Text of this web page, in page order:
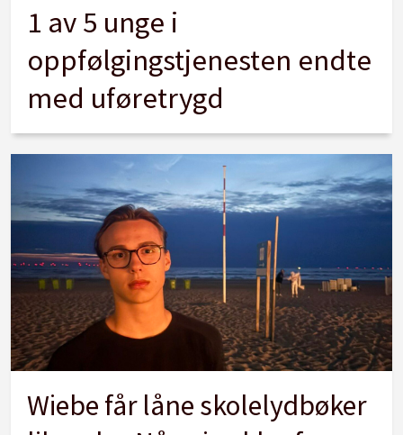
1 av 5 unge i
oppfølgingstjenesten endte
med uføretrygd
Wiebe får låne skolelydbøker